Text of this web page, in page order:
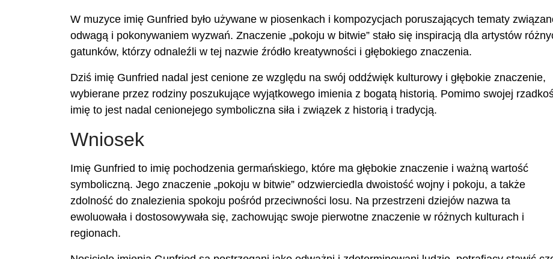
W muzyce imię Gunfried było używane w piosenkach i kompozycjach poruszających tematy
odwagą i pokonywaniem wyzwań. Znaczenie „pokoju w bitwie” stało się inspiracją dla artystów
gatunków, którzy odnaleźli w tej nazwie źródło kreatywności i głębokiego znaczenia.
Dziś imię Gunfried nadal jest cenione ze względu na swój oddźwięk kulturowy i głębokie znaczenie,
wybierane przez rodziny poszukujące wyjątkowego imienia z bogatą historią. Pomimo swojej
imię to jest nadal cenionejego symboliczna siła i związek z historią i tradycją.
Wniosek
Imię Gunfried to imię pochodzenia germańskiego, które ma głębokie znaczenie i ważną wartość
symboliczną. Jego znaczenie „pokoju w bitwie” odzwierciedla dwoistość wojny i pokoju, a także
zdolność do znalezienia spokoju pośród przeciwności losu. Na przestrzeni dziejów nazwa ta
ewoluowała i dostosowywała się, zachowując swoje pierwotne znaczenie w różnych kulturach i
regionach.